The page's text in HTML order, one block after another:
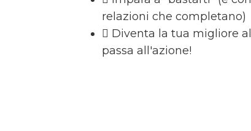
relazioni che completano)
Diventa la tua migliore
passa all'azione!